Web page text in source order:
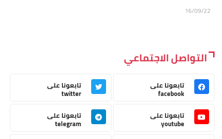
16/09/22
التواصل الاجتماعي
تابعونا على
facebook
تابعونا على
twitter
تابعونا على
youtube
تابعونا على
telegram